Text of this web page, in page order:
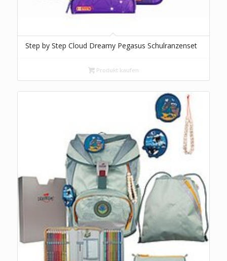
Step by Step Cloud Dreamy Pegasus Schulranzenset
Produkt kaufen